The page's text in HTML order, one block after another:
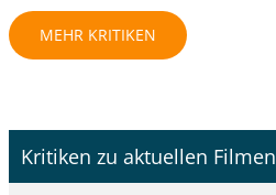
MEHR KRITIKEN
Kritiken zu aktuellen Filmen